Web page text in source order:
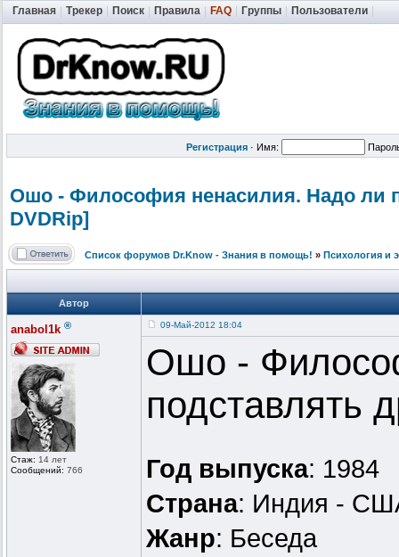
Главная Трекер Поиск Правила FAQ Группы Пользователи
Регистрация · Имя:
Ошо - Философия ненасилия. Надо ли
DVDRip]
Список форумов Dr.Know - Знания в помощь! » Психология и
Автор
anabol1k ®
Стаж: 14 лет
Сообщений: 766
09-Май-2012 18:04
Ошо -
подставлять
Год выпуска: 1984
Страна: Индия -
Жанр: Беседа